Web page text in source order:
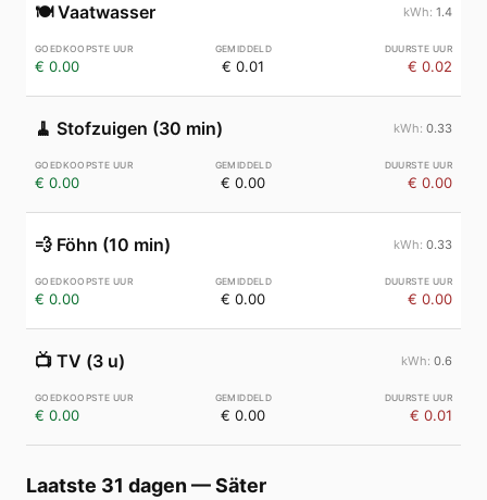
🍽️ Vaatwasser 1.4
€ 0.00 € 0.01 € 0.02
🧹 Stofzuigen (30 min) 0.33
€ 0.00 € 0.00 € 0.00
💨 Föhn (10 min) 0.33
€ 0.00 € 0.00 € 0.00
📺 TV (3 u) 0.6
€ 0.00 € 0.00 € 0.01
Laatste 31 dagen —Säter